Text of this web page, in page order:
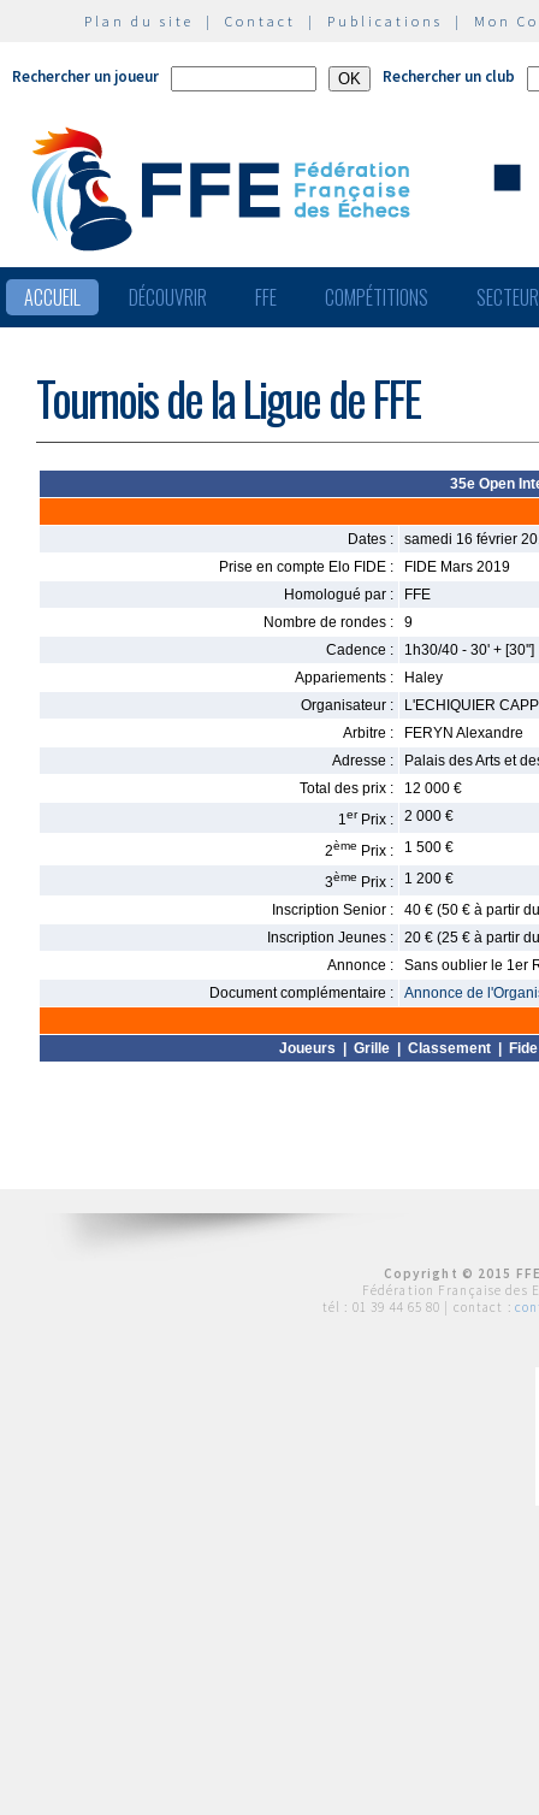
Plan du site | Contact | Publications | Mon
Rechercher un joueur Rechercher un club
ACCUEIL DÉCOUVRIR FFE COMPÉTITIONS
Tournois de la Ligue de FFE
35e Open
Dates :
samedi 16 février
Prise en compte Elo FIDE :
FIDE Mars 2019
Homologué par :
FFE
Nombre de rondes :
9
Cadence :
1h30/40 - 30' + [30'']
Appariements :
Haley
Organisateur :
L'ECHIQUIER
Arbitre :
FERYN Alexandre
Adresse :
Palais des Arts et
Total des prix :
12 000 €
1er Prix : 2 000 €
2ème Prix : 1 500 €
3ème Prix :
1 200 €
Inscription Senior :
40 € (50 € à partir
Inscription Jeunes :
20 € (25 € à partir
Annonce :
Sans oublier le 1er
Document complémentaire :
Annonce de
Joueurs Grille Classement Fide
Copyright © 2015
Fédération Française des
tél : 01 39 44 65 80 | contact :